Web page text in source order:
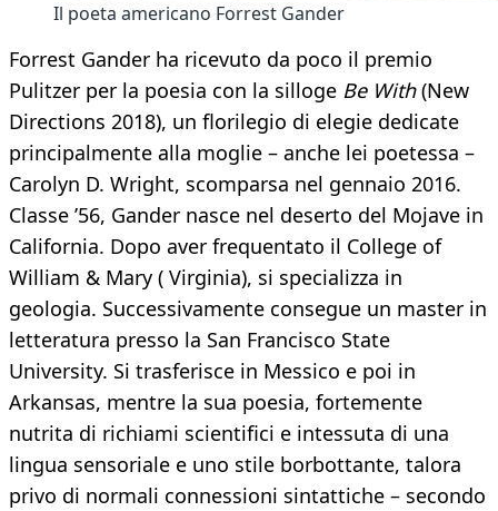
Il poeta americano Forrest Gander
Forrest Gander ha ricevuto da poco il premio
Pulitzer per la poesia con la silloge Be With(New
Directions 2018), un florilegio di elegie dedicate
principalmente alla moglie – anche lei poetessa –
Carolyn D. Wright, scomparsa nel gennaio 2016.
Classe ’56, Gander nasce nel deserto del Mojave in
California. Dopo aver frequentato il College of
William & Mary ( Virginia), si specializza in
geologia. Successivamente consegue un master in
letteratura presso la San Francisco State
University. Si trasferisce in Messico e poi in
Arkansas, mentre la sua poesia, fortemente
nutrita di richiami scientifici e intessuta di una
lingua sensoriale e uno stile borbottante, talora
privo di normali connessioni sintattiche – secondo